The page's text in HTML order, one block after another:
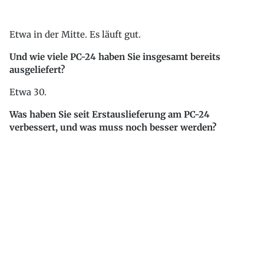
Etwa in der Mitte. Es läuft gut.
Und wie viele PC-24 haben Sie insgesamt bereits
ausgeliefert?
Etwa 30.
Was haben Sie seit Erstauslieferung am PC-24
verbessert, und was muss noch besser werden?